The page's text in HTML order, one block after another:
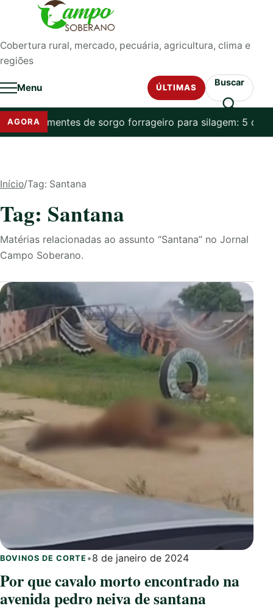
Pular para o conteúdo
Cobertura rural, mercado, pecuária, agricultura, clima e
regiões
Menu ÚLTIMAS
Buscar
AGORA
que sementes de sorgo forrageiro para silagem: 5 dicas
Início/Tag: Santana
Tag: Santana
Matérias relacionadas ao assunto “Santana” no Jornal
Campo Soberano.
BOVINOS DE CORTE •8 de janeiro de 2024
Por que cavalo morto encontrado na
avenida pedro neiva de santana